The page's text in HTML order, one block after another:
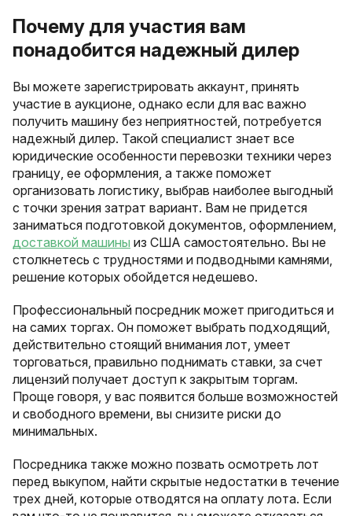
Почему для участия вам
понадобится надежный дилер
Вы можете зарегистрировать аккаунт, принять
участие в аукционе, однако если для вас важно
получить машину без неприятностей, потребуется
надежный дилер. Такой специалист знает все
юридические особенности перевозки техники через
границу, ее оформления, а также поможет
организовать логистику, выбрав наиболее выгодный
с точки зрения затрат вариант. Вам не придется
заниматься подготовкой документов, оформлением,
доставкой машины из США самостоятельно. Вы не
столкнетесь с трудностями и подводными камнями,
решение которых обойдется недешево.
Профессиональный посредник может пригодиться и
на самих торгах. Он поможет выбрать подходящий,
действительно стоящий внимания лот, умеет
торговаться, правильно поднимать ставки, за счет
лицензий получает доступ к закрытым торгам.
Проще говоря, у вас появится больше возможностей
и свободного времени, вы снизите риски до
минимальных.
Посредника также можно позвать осмотреть лот
перед выкупом, найти скрытые недостатки в течение
трех дней, которые отводятся на оплату лота. Если